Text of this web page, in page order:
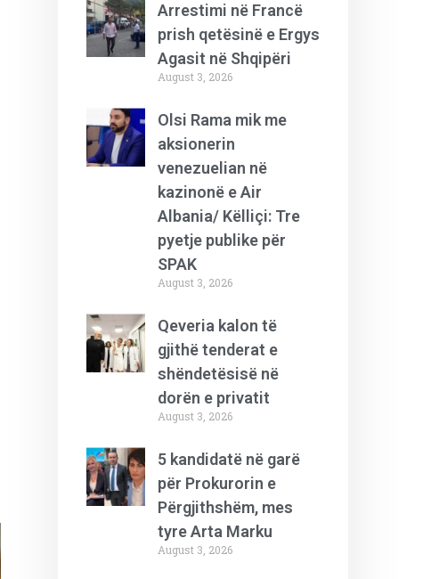
Arrestimi në Francë
prish qetësinë e Ergys
Agasit në Shqipëri
August 3, 2026
Olsi Rama mik me
aksionerin
venezuelian në
kazinonë e Air
Albania/ Këlliçi: Tre
pyetje publike për
SPAK
August 3, 2026
Qeveria kalon të
gjithë tenderat e
shëndetësisë në
dorën e privatit
August 3, 2026
5 kandidatë në garë
për Prokurorin e
Përgjithshëm, mes
tyre Arta Marku
August 3, 2026